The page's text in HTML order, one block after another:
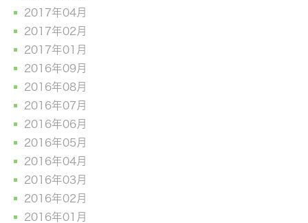
2017年04月
2017年02月
2017年01月
2016年09月
2016年08月
2016年07月
2016年06月
2016年05月
2016年04月
2016年03月
2016年02月
2016年01月